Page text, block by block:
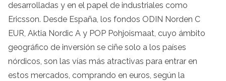
desarrolladas y en el papel de industriales como
Ericsson. Desde España, los fondos ODIN Norden C
EUR, Aktia Nordic A y POP Pohjoismaat, cuyo ámbito
geográfico de inversión se ciñe solo a los países
nórdicos, son las vías más atractivas para entrar en
estos mercados, comprando en euros, según la